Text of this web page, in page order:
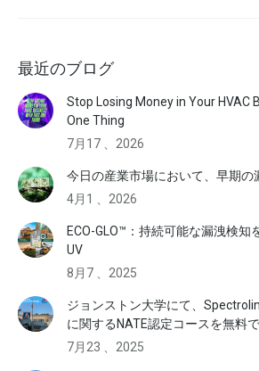
最近のブログ
Stop Losing Money in Your HVAC
One Thing
7月17 、2026
今日の産業市場において、早期の
4月1 、2026
ECO-GLO™：持続可能な漏洩検知
UV
8月7 、2025
ジョンストン大学にて、
に関するNATE認定コースを無料
7月23 、2025